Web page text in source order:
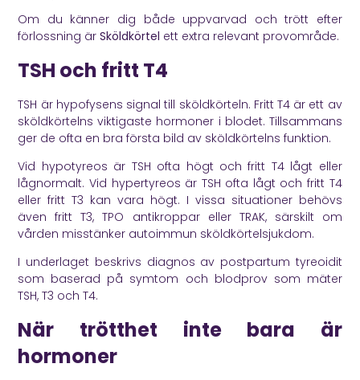
Om du känner dig både uppvarvad och trött efter
förlossning ärSköldkörtel ett extra relevant provområde.
TSH och fritt T4
TSH är hypofysens signal till sköldkörteln. Fritt T4 är ett av
sköldkörtelns viktigaste hormoner i blodet. Tillsammans
ger de ofta en bra första bild av sköldkörtelns funktion.
Vid hypotyreos är TSH ofta högt och fritt T4 lågt eller
lågnormalt. Vid hypertyreos är TSH ofta lågt och fritt T4
eller fritt T3 kan vara högt. I vissa situationer behövs
även fritt T3, TPO antikroppar eller TRAK, särskilt om
vården misstänker autoimmun sköldkörtelsjukdom.
I underlaget beskrivs diagnos av postpartum tyreoidit
som baserad på symtom och blodprov som mäter
TSH, T3 och T4.
När trötthet inte bara är
hormoner